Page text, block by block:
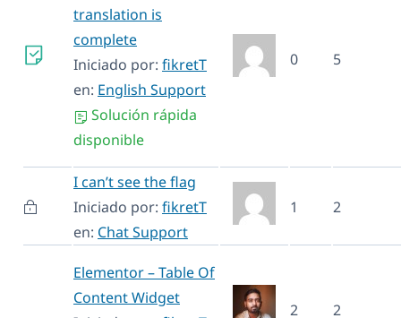
translation is
complete
Iniciado por: fikretT
en: English Support
Solución rápida
disponible
0 5
I can’t see the flag
Iniciado por: fikretT
en: Chat Support
1 2
Elementor – Table Of
Content Widget
2 2